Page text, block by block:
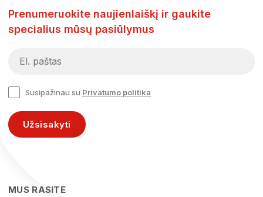
Prenumeruokite naujienlaiškį ir gaukite
specialius mūsų pasiūlymus
Susipažinau su Privatumo politika
Užsisakyti
MUS RASITE